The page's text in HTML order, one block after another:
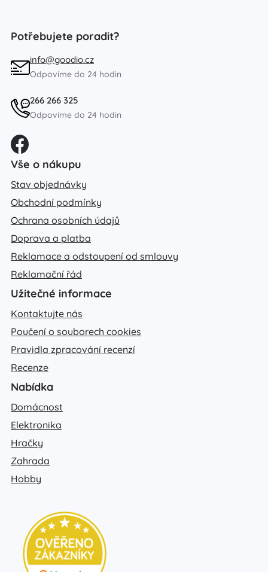
Potřebujete poradit?
info@goodio.cz
Odpovíme do 24 hodin
266 266 325
Odpovíme do 24 hodin
Vše o nákupu
Stav objednávky
Obchodní podmínky
Ochrana osobních údajů
Doprava a platba
Reklamace a odstoupení od smlouvy
Reklamační řád
Užitečné informace
Kontaktujte nás
Poučení o souborech cookies
Pravidla zpracování recenzí
Recenze
Nabídka
Domácnost
Elektronika
Hračky
Zahrada
Hobby